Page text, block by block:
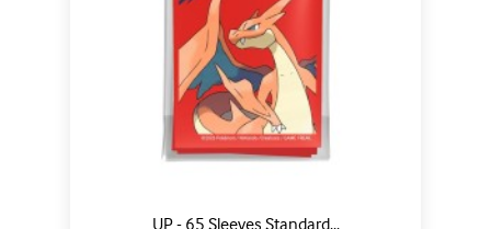
UP - 65 Sleeves Standard...